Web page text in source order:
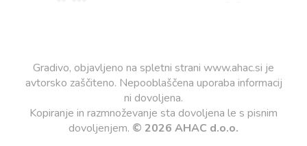
Gradivo, objavljeno na spletni strani www.ahac.si je
avtorsko zaščiteno. Nepooblaščena uporaba informacij
ni dovoljena.
Kopiranje in razmnoževanje sta dovoljena le s pisnim
dovoljenjem. © 2026 AHAC d.o.o.